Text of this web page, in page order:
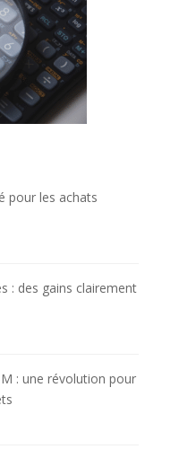
pour les achats
: des gains clairement
: une révolution pour